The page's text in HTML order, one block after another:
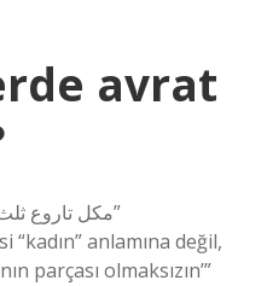
avrat
anlamına değil,
parçası olmaksızın’”